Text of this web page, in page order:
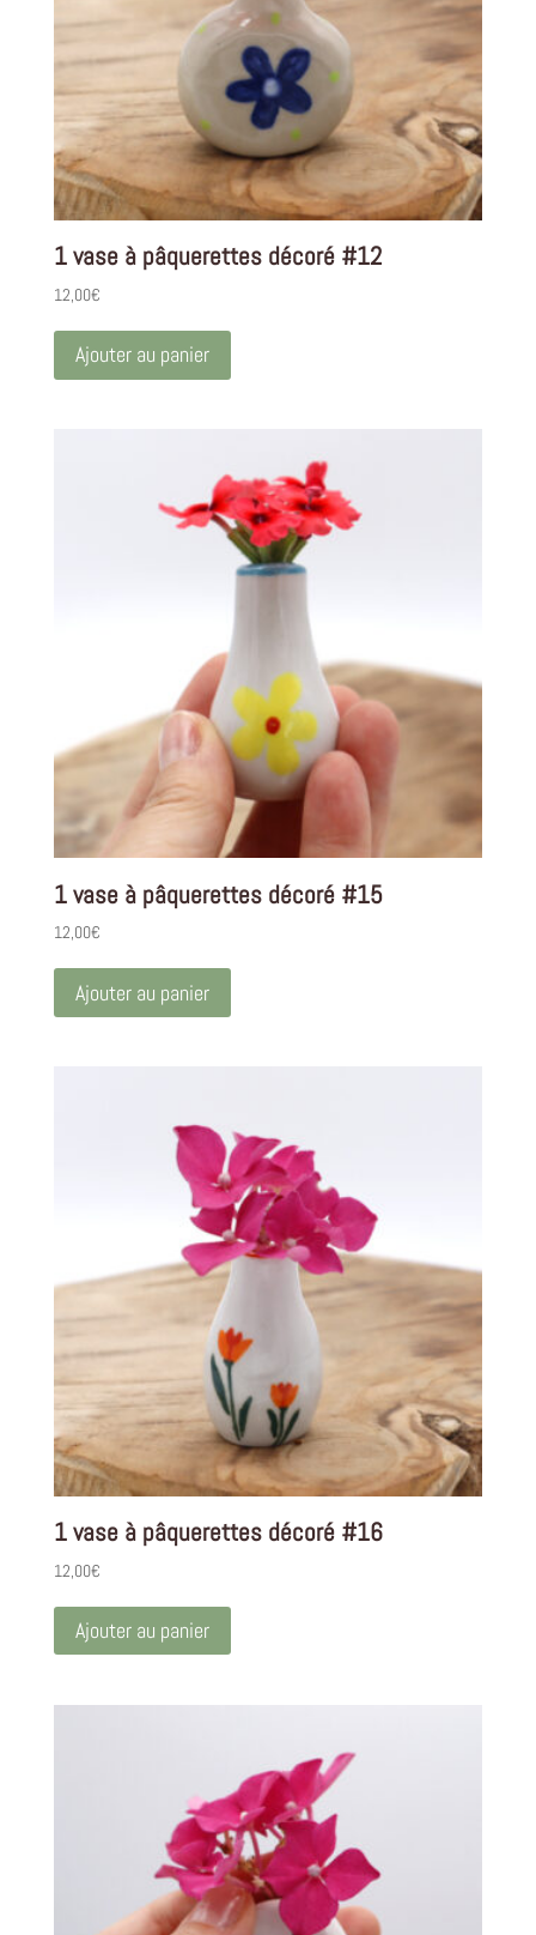
1 vase à pâquerettes décoré #12
12,00€
Ajouter au panier
1 vase à pâquerettes décoré #15
12,00€
Ajouter au panier
1 vase à pâquerettes décoré #16
12,00€
Ajouter au panier